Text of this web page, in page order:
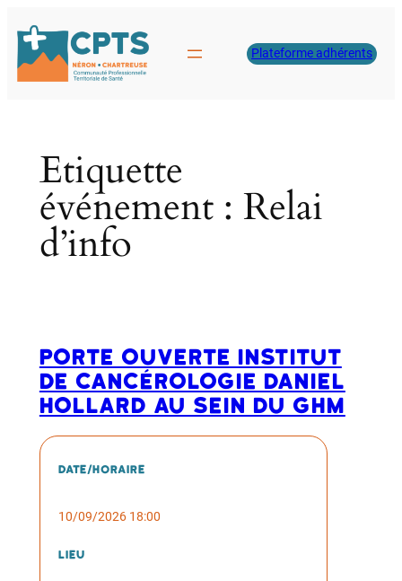
au
contenu
Plateforme adhérents
Etiquette
événement : Relai
d’info
Porte ouverte Institut
de cancérologie Daniel
Hollard au sein du GHM
Date/horaire
10/09/2026 18:00
Lieu